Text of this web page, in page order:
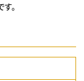
。